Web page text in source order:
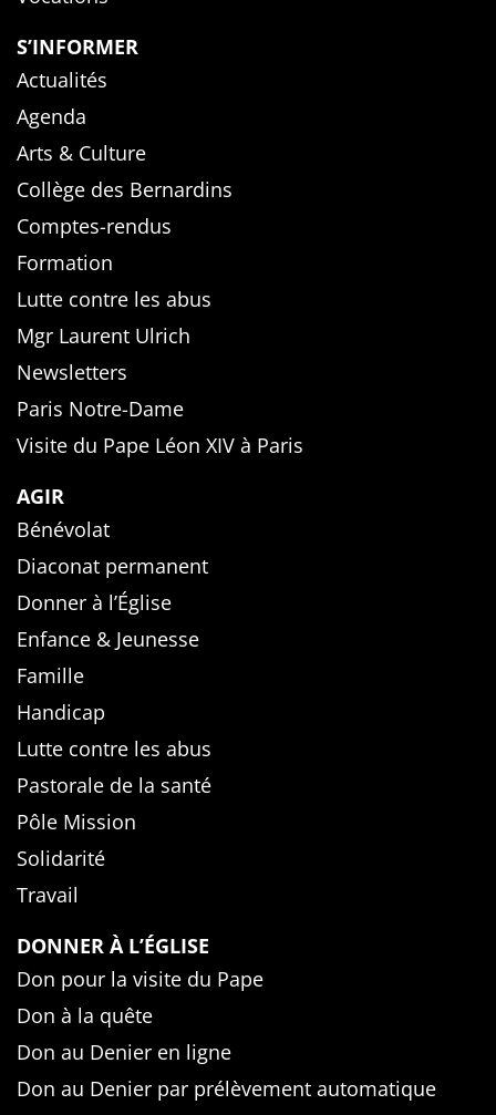
S’INFORMER
Actualités
Agenda
Arts & Culture
Collège des Bernardins
Comptes-rendus
Formation
Lutte contre les abus
Mgr Laurent Ulrich
Newsletters
Paris Notre-Dame
Visite du Pape Léon XIV à Paris
AGIR
Bénévolat
Diaconat permanent
Donner à l’Église
Enfance & Jeunesse
Famille
Handicap
Lutte contre les abus
Pastorale de la santé
Pôle Mission
Solidarité
Travail
DONNER À L’ÉGLISE
Don pour la visite du Pape
Don à la quête
Don au Denier en ligne
Don au Denier par prélèvement automatique